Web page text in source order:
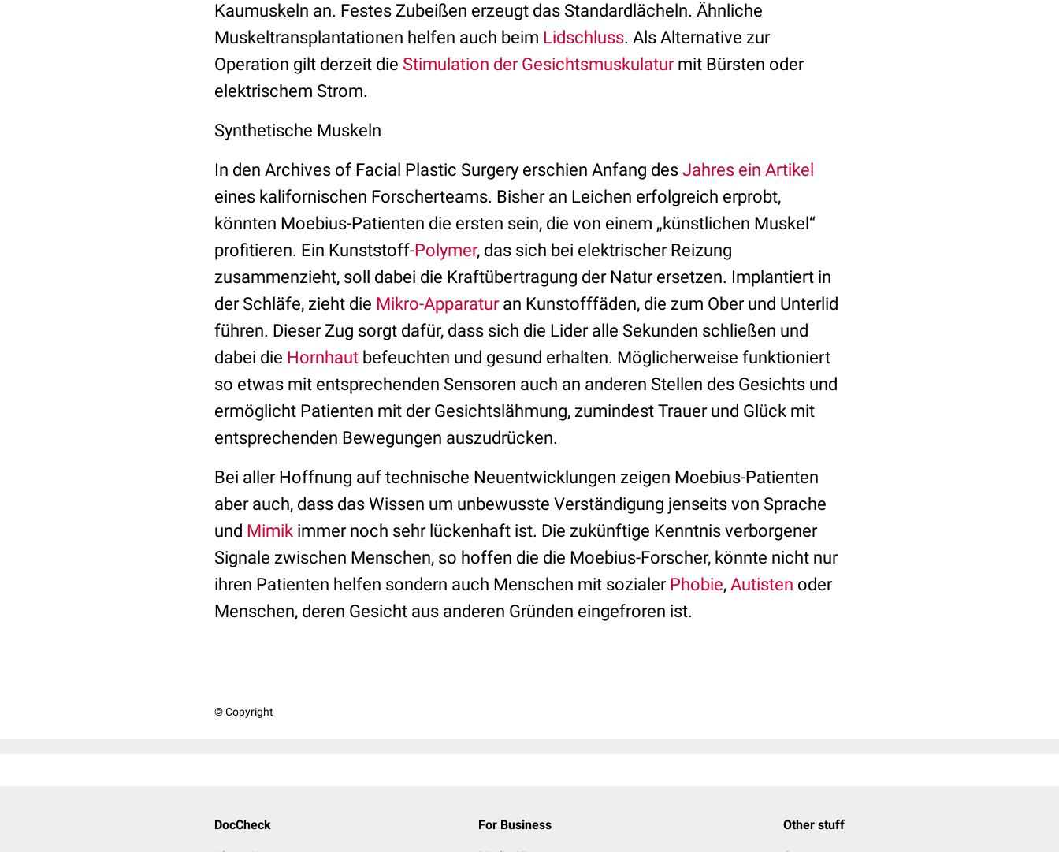
Kaumuskeln an. Festes Zubeißen erzeugt das Standardlächeln. Ähnliche
Muskeltransplantationen helfen auch beim Lidschluss. Als Alternative zur
Operation gilt derzeit die Stimulation der Gesichtsmuskulaturmit Bürsten oder
elektrischem Strom.
Synthetische Muskeln
In den Archives of Facial Plastic Surgery erschien Anfang des Jahres ein Artikel
eines kalifornischen Forscherteams. Bisher an Leichen erfolgreich erprobt,
könnten Moebius-Patienten die ersten sein, die von einem „künstlichen Muskel“
profitieren. Ein Kunststoff-Polymer, das sich bei elektrischer Reizung
zusammenzieht, soll dabei die Kraftübertragung der Natur ersetzen. Implantiert in
der Schläfe, zieht die Mikro-Apparaturan Kunstofffäden, die zum Ober und Unterlid
führen. Dieser Zug sorgt dafür, dass sich die Lider alle Sekunden schließen und
dabei die Hornhaut befeuchten und gesund erhalten. Möglicherweise funktioniert
so etwas mit entsprechenden Sensoren auch an anderen Stellen des Gesichts und
ermöglicht Patienten mit der Gesichtslähmung, zumindest Trauer und Glück mit
entsprechenden Bewegungen auszudrücken.
Bei aller Hoffnung auf technische Neuentwicklungen zeigen Moebius-Patienten
aber auch, dass das Wissen um unbewusste Verständigung jenseits von Sprache
und Mimik immer noch sehr lückenhaft ist. Die zukünftige Kenntnis verborgener
Signale zwischen Menschen, so hoffen die die Moebius-Forscher, könnte nicht nur
ihren Patienten helfen sondern auch Menschen mit sozialer Phobie, Autisten oder
Menschen, deren Gesicht aus anderen Gründen eingefroren ist.
© Copyright
DocCheck For Business Other stuff